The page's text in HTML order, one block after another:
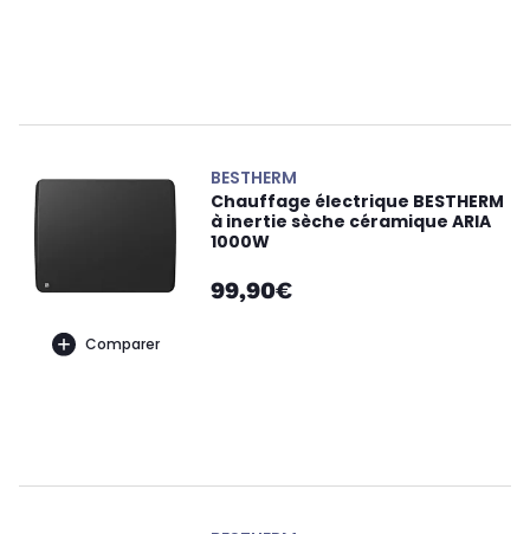
Comparer
BESTHERM
Chauffage électrique BESTHERM
à inertie sèche céramique ARIA
1000W
99,90€